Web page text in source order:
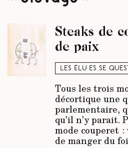
Les élu·es se
Steaks de
de paix
Tous les trois
décortique une
parlementaire,
qu’il n’y parait.
mode couperet :
de manger du